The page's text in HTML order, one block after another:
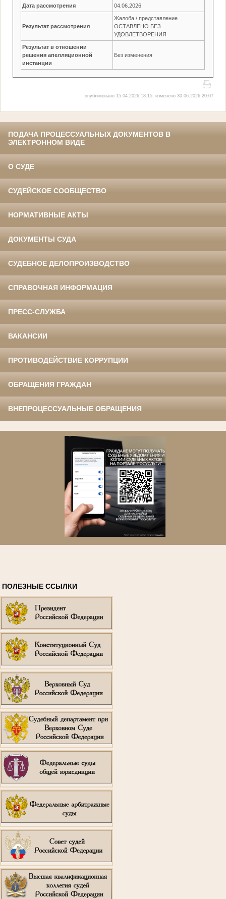
Дата рассмотрения 04.06.2026
Результат рассмотрения
Жалоба / представление
ОСТАВЛЕНО БЕЗ
УДОВЛЕТВОРЕНИЯ
Результат в отношении
решения апелляционной
инстанции
Без изменения
опубликовано 15.04.2026 18:15, изменено 30.06.2026 20:07
ПОДАЧА ПРОЦЕССУАЛЬНЫХ ДОКУМЕНТОВ В
ЭЛЕКТРОННОМ ВИДЕ
О СУДЕ
СУДЕЙСКОЕ СООБЩЕСТВО
НОРМАТИВНЫЕ АКТЫ
ДОКУМЕНТЫ СУДА
СУДЕБНОЕ ДЕЛОПРОИЗВОДСТВО
СПРАВОЧНАЯ ИНФОРМАЦИЯ
ПРЕСС-СЛУЖБА
ВАКАНСИИ
ПРОТИВОДЕЙСТВИЕ КОРРУПЦИИ
ОБРАЩЕНИЯ ГРАЖДАН
ВНЕПРОЦЕССУАЛЬНЫЕ ОБРАЩЕНИЯ
ПОЛЕЗНЫЕ ССЫЛКИ